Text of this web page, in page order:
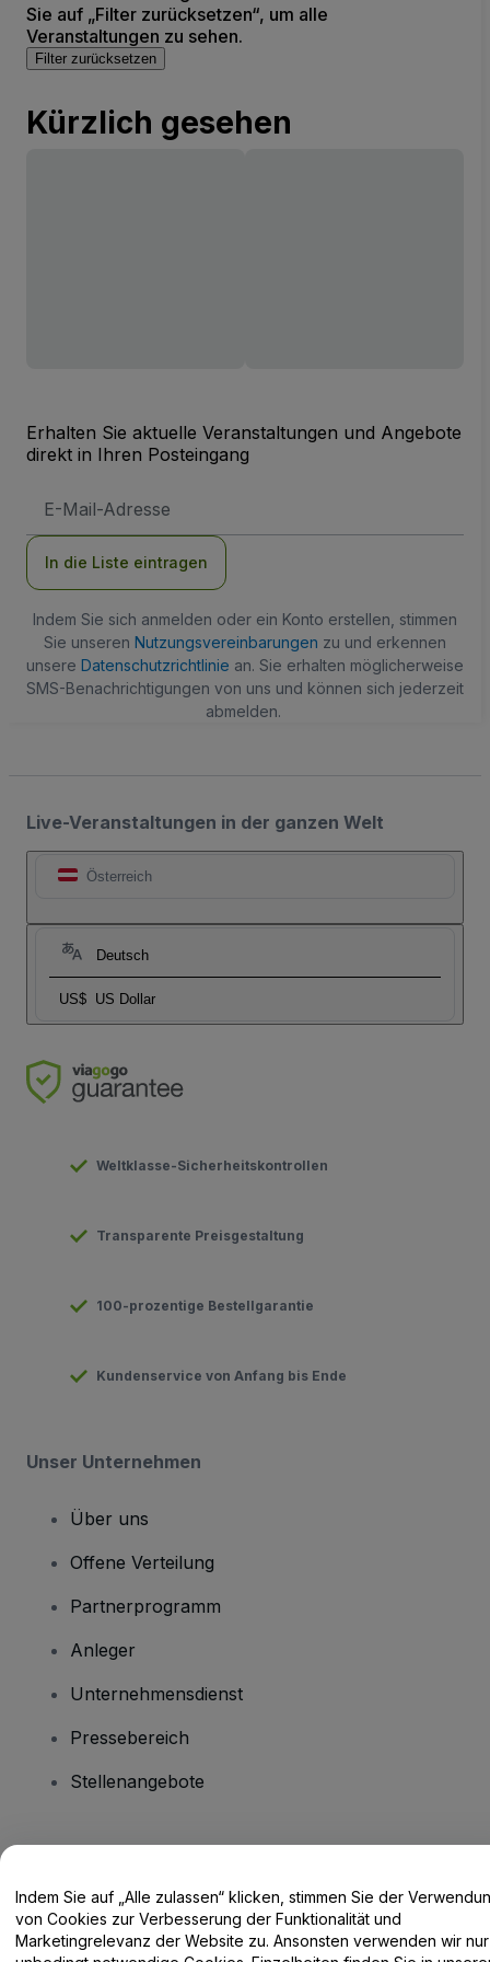
Sie auf „Filter zurücksetzen“, um alle
Veranstaltungen zu sehen.
Filter zurücksetzen
Kürzlich gesehen
Erhalten Sie aktuelle Veranstaltungen und Angebote
direkt in Ihren Posteingang
Mail-
In die Liste eintragen
Indem Sie sich anmelden oder ein Konto erstellen, stimmen
Sie unseren Nutzungsvereinbarungen zu und erkennen
unsere Datenschutzrichtlinie an. Sie erhalten möglicherweise
SMS-Benachrichtigungen von uns und können sich jederzeit
abmelden.
Live-Veranstaltungen in der ganzen Welt
Österreich
Deutsch
US$ US Dollar
Weltklasse-Sicherheitskontrollen
Transparente Preisgestaltung
100-prozentige Bestellgarantie
Kundenservice von Anfang bis Ende
Unser Unternehmen
Über uns
Offene Verteilung
Partnerprogramm
Anleger
Unternehmensdienst
Pressebereich
Stellenangebote
Hilfe-Center / Kontakt
Indem Sie auf „Alle zulassen“ klicken, stimmen Sie der
von Cookies zur Verbesserung der Funktionalität und
Marketingrelevanz der Website zu. Ansonsten verwenden wir nur